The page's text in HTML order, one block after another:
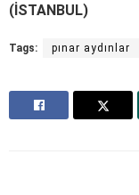
(İSTANBUL)
Tags: pınar aydınlar